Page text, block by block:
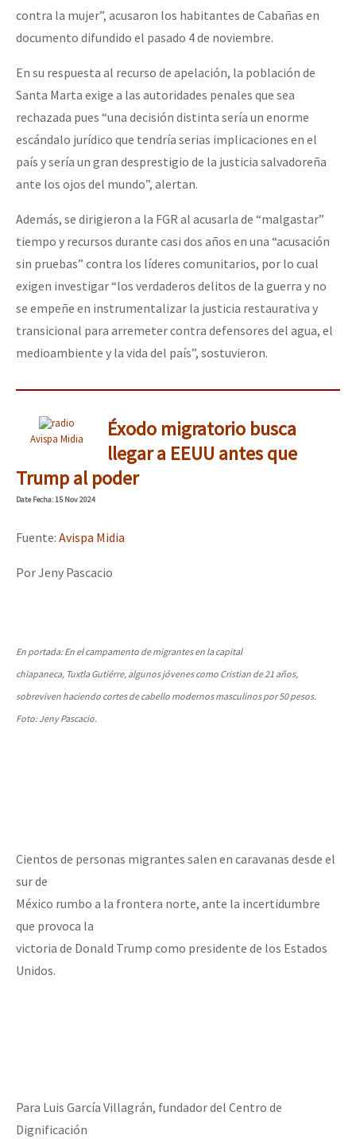
contra la mujer”, acusaron los habitantes de Cabañas en
documento difundido el pasado 4 de noviembre.
En su respuesta al recurso de apelación, la población de
Santa Marta exige a las autoridades penales que sea
rechazada pues “una decisión distinta sería un enorme
escándalo jurídico que tendría serias implicaciones en el
país y sería un gran desprestigio de la justicia salvadoreña
ante los ojos del mundo”, alertan.
Además, se dirigieron a la FGR al acusarla de “malgastar”
tiempo y recursos durante casi dos años en una “acusación
sin pruebas” contra los líderes comunitarios, por lo cual
exigen investigar “los verdaderos delitos de la guerra y no
se empeñe en instrumentalizar la justicia restaurativa y
transicional para arremeter contra defensores del agua, el
medioambiente y la vida del país”, sostuvieron.
Avispa Midia
Éxodo migratorio busca
llegar a EEUU antes que
Trump al poder
DateFecha: 15 Nov 2024
Fuente: Avispa Midia
Por Jeny Pascacio
En portada: En el campamento de migrantes en la capital
chiapaneca, Tuxtla Gutiérre, algunos jóvenes como Cristian de 21 años,
sobreviven haciendo cortes de cabello modernos masculinos por 50 pesos.
Foto: Jeny Pascacio.
Cientos de personas migrantes salen en caravanas desde el
sur de
México rumbo a la frontera norte, ante la incertidumbre
que provoca la
victoria de Donald Trump como presidente de los Estados
Unidos.
Para Luis García Villagrán, fundador del Centro de
Dignificación